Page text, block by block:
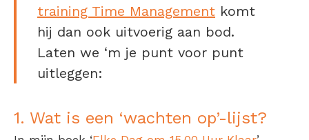
training Time Management komt
hij dan ook uitvoerig aan bod.
Laten we ‘m je punt voor punt
uitleggen:
1. Wat is een ‘wachten op’-lijst?